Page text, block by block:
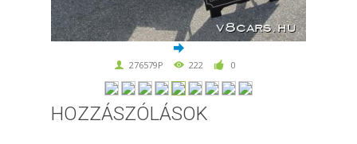
276579P 222 0
HOZZÁSZÓLÁSOK